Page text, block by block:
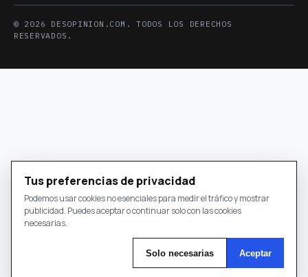
© 2026 DESOPINION.COM. TODOS LOS DERECHOS
RESERVADOS.
Tus preferencias de privacidad
Podemos usar cookies no esenciales para medir el tráfico y mostrar
publicidad. Puedes aceptar o continuar solo con las cookies
necesarias.
Solo necesarias Aceptar